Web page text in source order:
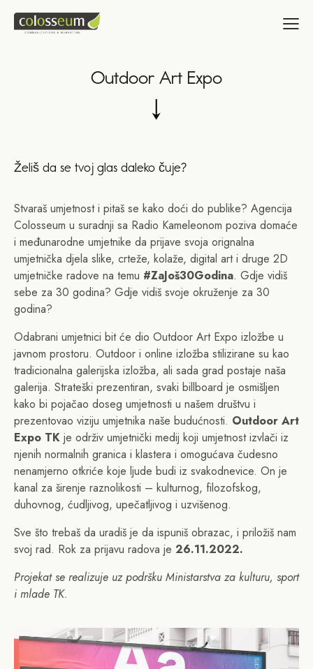
Outdoor Art Expo
Želiš da se tvoj glas daleko čuje?
Stvaraš umjetnost i pitaš se kako doći do publike? Agencija
Colosseum u suradnji sa Radio Kameleonom poziva domaće
i međunarodne umjetnike da prijave svoja orignalna
umjetnička djela slike, crteže, kolaže, digital art i druge 2D
umjetničke radove na temu #ZaJoš30Godina. Gdje vidiš
sebe za 30 godina? Gdje vidiš svoje okruženje za 30
godina?
Odabrani umjetnici bit će dio Outdoor Art Expo izložbe u
javnom prostoru. Outdoor i online izložba stilizirane su kao
tradicionalna galerijska izložba, ali sada grad postaje naša
galerija. Strateški prezentiran, svaki billboard je osmišljen
kako bi pojačao doseg umjetnosti u našem društvu i
prezentovao viziju umjetnika naše budućnosti. Outdoor Art
Expo TK je održiv umjetnički medij koji umjetnost izvlači iz
njenih normalnih granica i klastera i omogućava čudesno
nenamjerno otkriće koje ljude budi iz svakodnevice. On je
kanal za širenje raznolikosti – kulturnog, filozofskog,
duhovnog, ćudljivog, upečatljivog i uzvišenog.
Sve što trebaš da uradiš je da ispuniš obrazac, i priložiš nam
svoj rad. Rok za prijavu radova je 26.11.2022.
Projekat se realizuje uz podršku Ministarstva za kulturu, sport
i mlade TK.